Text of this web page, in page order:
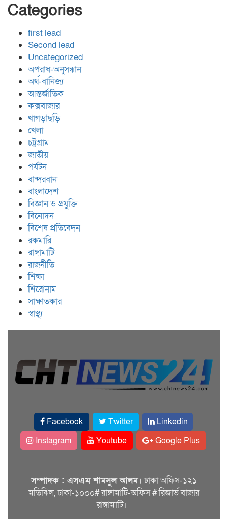
Categories
first lead
Second lead
Uncategorized
অপরাধ-অনুসন্ধান
অর্থ-বানিজ্য
আন্তর্জাতিক
কক্সবাজার
খাগড়াছড়ি
খেলা
চট্রগ্রাম
জাতীয়
পর্যটন
বান্দরবান
বাংলাদেশ
বিজ্ঞান ও প্রযুক্তি
বিনোদন
বিশেষ প্রতিবেদন
রকমারি
রাঙ্গামাটি
রাজনীতি
শিক্ষা
শিরোনাম
সাক্ষাতকার
স্বাস্থ্য
Facebook Twitter
Linkedin
Instagram
Youtube Google Plus
সম্পাদক : এসএম শামসুল আলম। ঢাকা অফিস-১২১
মতিঝিল, ঢাকা-১০০০# রাঙ্গামাটি-অফিস # রিজার্ভ বাজার
রাঙ্গামাটি।